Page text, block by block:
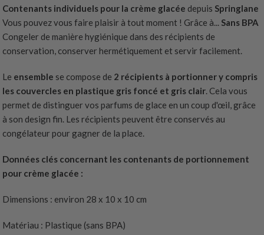
Contenants individuels pour la crème glacée depuis Springlane
Vous pouvez vous faire plaisir à tout moment ! Grâce à... Sans BPA
Congeler de manière hygiénique dans des récipients de
conservation, conserver hermétiquement et servir facilement.
Le ensemble se compose de 2 récipients à portionnery compris
les couvercles en plastique gris foncé et gris clair. Cela vous
permet de distinguer vos parfums de glace en un coup d'œil, grâce
à son design fin. Les récipients peuvent être conservés au
congélateur pour gagner de la place.
Données clés concernant les contenants de portionnement
pour crème glacée :
Dimensions : environ 28 x 10 x 10 cm
Matériau : Plastique (sans BPA)